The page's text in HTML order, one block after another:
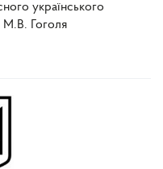
українського
М.В. Гоголя